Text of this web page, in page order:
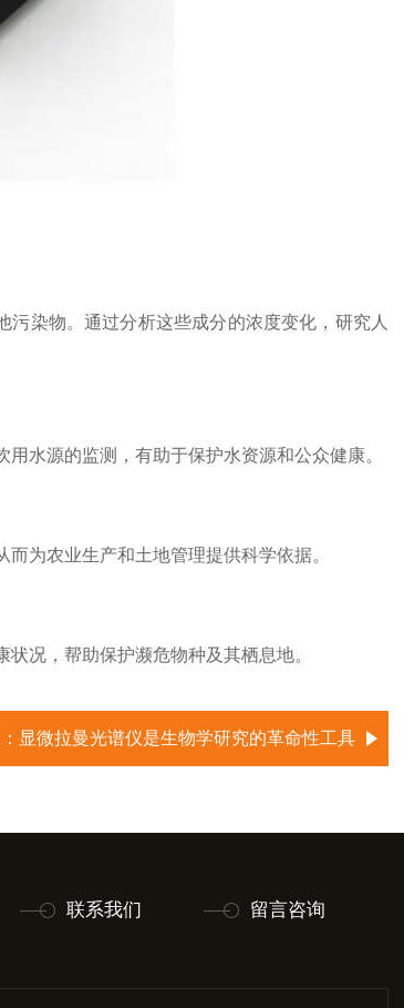
染物。通过分析这些成分的浓度变化，研究人
水源的监测，有助于保护水资源和公众健康。
为农业生产和土地管理提供科学依据。
况，帮助保护濒危物种及其栖息地。
显微拉曼光谱仪是生物学研究的革命性工具
联系我们 留言咨询